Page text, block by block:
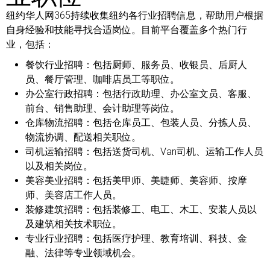
纽约华人网365持续收集纽约各行业招聘信息，帮助用户根据
自身经验和技能寻找合适岗位。目前平台覆盖多个热门行
业，包括：
餐饮行业招聘： 包括厨师、服务员、收银员、后厨人
员、餐厅管理、咖啡店员工等职位。
办公室行政招聘： 包括行政助理、办公室文员、客服、
前台、销售助理、会计助理等岗位。
仓库物流招聘： 包括仓库员工、包装人员、分拣人员、
物流协调、配送相关职位。
司机运输招聘： 包括送货司机、Van司机、运输工作人员
以及相关岗位。
美容美业招聘： 包括美甲师、美睫师、美容师、按摩
师、美容店工作人员。
装修建筑招聘： 包括装修工、电工、木工、安装人员以
及建筑相关技术职位。
专业行业招聘： 包括医疗护理、教育培训、科技、金
融、法律等专业领域机会。